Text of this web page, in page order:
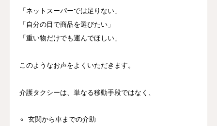
「ネットスーパーでは足りない」
「自分の目で商品を選びたい」
「重い物だけでも運んでほしい」
このようなお声をよくいただきます。
介護タクシーは、単なる移動手段ではなく、
玄関から車までの介助